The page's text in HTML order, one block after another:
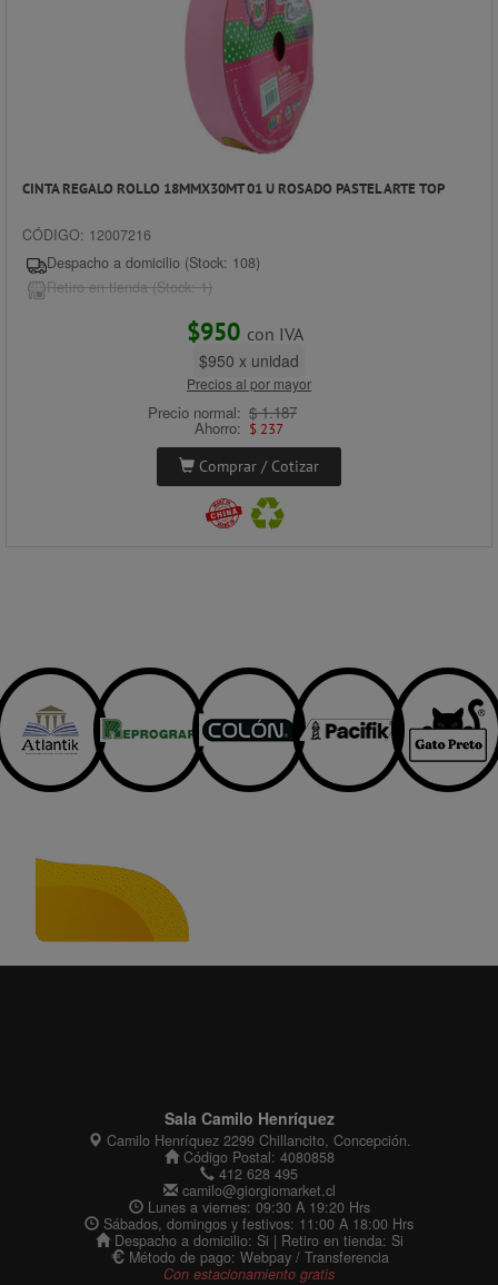
CINTA REGALO ROLLO 18MMX30MT 01 U ROSADO PASTEL ARTE TOP
CÓDIGO: 12007216
Despacho a domicilio (Stock: 108)
Retiro en tienda (Stock: 1)
$950 con IVA
$950 x unidad
Precios al por mayor
Precio normal: $ 1.187
Ahorro: $ 237
Comprar / Cotizar
Sala Camilo Henríquez
Camilo Henríquez 2299 Chillancito, Concepción.
Código Postal: 4080858
412 628 495
camilo@giorgiomarket.cl
Lunes a viernes: 09:30 A 19:20 Hrs
Sábados, domingos y festivos: 11:00 A 18:00 Hrs
Despacho a domicilio: Si | Retiro en tienda: Si
Método de pago: Webpay / Transferencia
Con estacionamiento gratis